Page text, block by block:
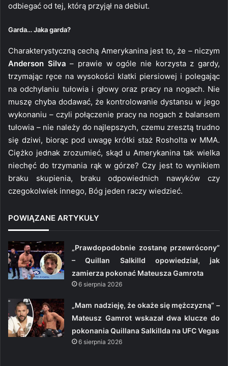
odbiegać od tej, którą przyjął na debiut.
Garda… Jaka garda?
Charakterystyczną cechą Amerykanina jest to, że – niczym
Anderson Silva – prawie w ogóle nie korzysta z gardy,
trzymając ręce na wysokości klatki piersiowej i polegając
na odchylaniu tułowia i głowy oraz pracy na nogach. Nie
muszę chyba dodawać, że kontrolowanie dystansu w jego
wykonaniu – czyli połączenie pracy na nogach z balansem
tułowia – nie należy do najlepszych, czemu zresztą trudno
się dziwi, biorąc pod uwagę krótki staż Rosholta w MMA.
Ciężko jednak zrozumieć, skąd u Amerykanina tak wielka
niechęć do trzymania rąk w górze? Czy jest to wynikiem
braku skupienia, braku odpowiednich nawyków czy
czegokolwiek innego, Bóg jeden raczy wiedzieć.
POWIĄZANE ARTYKUŁY
„Prawdopodobnie zostanę przewrócony”
– Quillan Salkilld opowiedział, jak
zamierza pokonać Mateusza Gamrota
6 sierpnia 2026
„Mam nadzieję, że okaże się mężczyzną” –
Mateusz Gamrot wskazał dwa klucze do
pokonania Quillana Salkillda na UFC Vegas
6 sierpnia 2026